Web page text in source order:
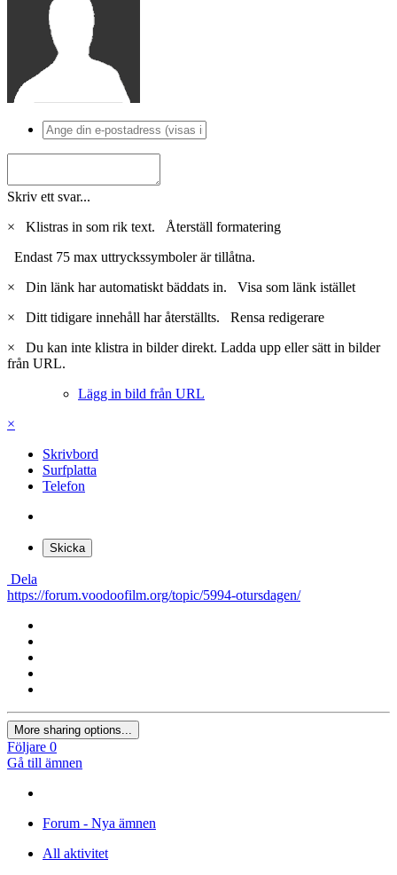
Skriv ett svar...
×
Klistras in som rik text. Återställ formatering
Endast 75 max uttryckssymboler är tillåtna.
×
Din länk har automatiskt bäddats in. Visa som länk istället
×
Ditt tidigare innehåll har återställts. Rensa redigerare
×
Du kan inte klistra in bilder direkt. Ladda upp eller sätt in bilder
från URL.
Lägg in bild från URL
×
Skrivbord
Surfplatta
Telefon
Skicka
Dela
https://forum.voodoofilm.org/topic/5994-otursdagen/
More sharing options...
Följare 0
Gå till ämnen
Forum - Nya ämnen
All aktivitet